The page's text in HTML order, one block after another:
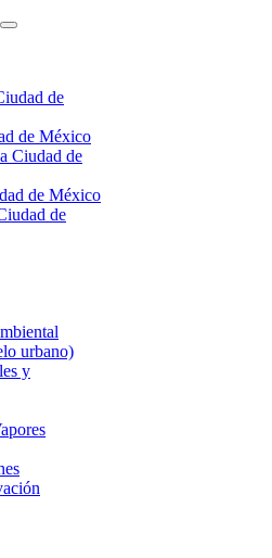
de
de México
Ciudad de
de México
de
urbano)
y